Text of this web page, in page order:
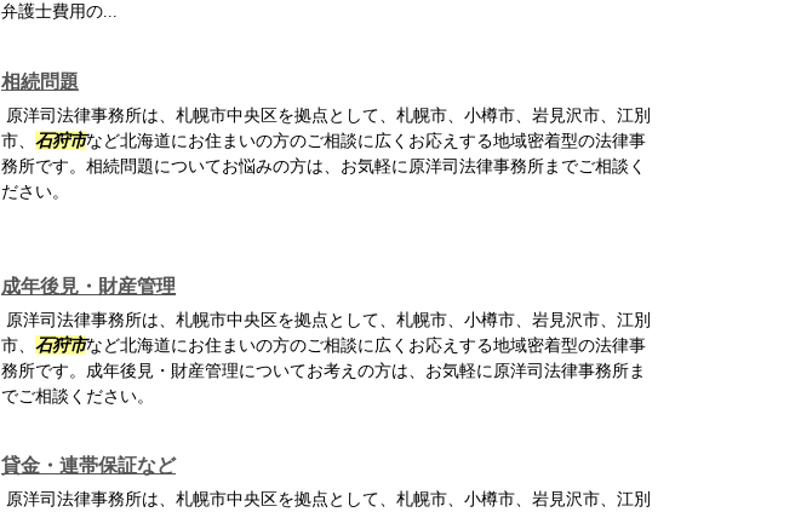
弁護士費用の...
相続問題
原洋司法律事務所は、札幌市中央区を拠点として、札幌市、小樽市、岩見沢市、江別
市、 石狩市など北海道にお住まいの方のご相談に広くお応えする地域密着型の法律事
務所です。相続問題についてお悩みの方は、お気軽に原洋司法律事務所までご相談く
ださい。
成年後見・財産管理
原洋司法律事務所は、札幌市中央区を拠点として、札幌市、小樽市、岩見沢市、江別
市、 石狩市など北海道にお住まいの方のご相談に広くお応えする地域密着型の法律事
務所です。成年後見・財産管理についてお考えの方は、お気軽に原洋司法律事務所ま
でご相談ください。
貸金・連帯保証など
原洋司法律事務所は、札幌市中央区を拠点として、札幌市、小樽市、岩見沢市、江別